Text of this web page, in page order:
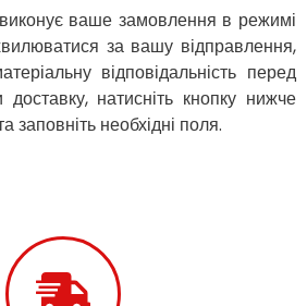
виконує ваше замовлення в режимі
за вашу відправлення,
відповідальність перед
натисніть кнопку нижче
заповніть необхідні поля.